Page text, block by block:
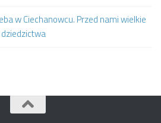
w Ciechanowcu. Przed nami wielkie